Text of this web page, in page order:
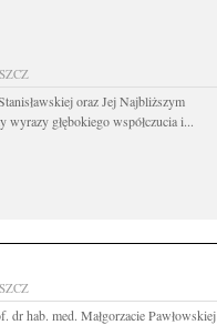
oraz Jej Najbliższym
wyrazy głębokiego współczucia i...
dr hab. med. Małgorzacie Pawłowskiej